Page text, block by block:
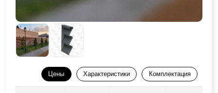
Цены Характеристики Комплектация